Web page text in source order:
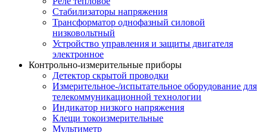
Стабилизаторы напряжения
Трансформатор однофазный силовой
низковольтный
Устройство управления и защиты двигателя
электронное
Контрольно-измерительные приборы
Детектор скрытой проводки
Измерительное-/испытательное оборудование для
телекоммуникационной технологии
Индикатор низкого напряжения
Клещи токоизмерительные
Мультиметр